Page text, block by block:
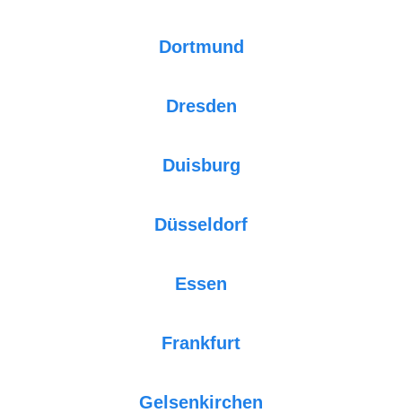
Dortmund
Dresden
Duisburg
Düsseldorf
Essen
Frankfurt
Gelsenkirchen